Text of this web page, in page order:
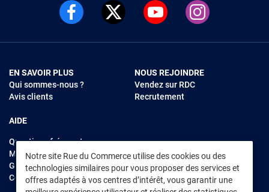
Notre site Rue du Commerce utilise des cookies ou des
technologies similaires pour vous proposer des services et
offres adaptés à vos centres d’intérêt, vous garantir une
EN SAVOIR PLUS
Qui sommes-nous ?
Avis clients
AIDE
Questions fréquentes
Modes de règlements
Garantie et retours
Contacter Rue du Commerce
NOUS REJOINDRE
Vendez sur RDC
Recrutement